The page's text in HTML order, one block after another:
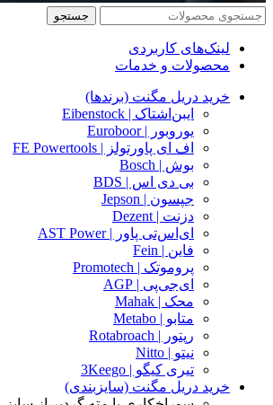
جستجو
لینک‌های کاربردی
محصولات و خدمات
خرید دریل مگنت (برندها)
ایبن‌اشتاک | Eibenstock
یوروبور | Euroboor
اف ای پاورتولز | FE Powertools
بوش | Bosch
بی دی اس | BDS
جپسون | Jepson
دزنت | Dezent
ای‌اس‌تی پاور | AST Power
فاین | Fein
پروموتک | Promotech
ای‌جی‌پی | AGP
محک | Mahak
متابو | Metabo
رپتور | Rotabroach
نیتو | Nitto
تیری کیگو | 3Keego
خرید دریل مگنت (سایزبندی)